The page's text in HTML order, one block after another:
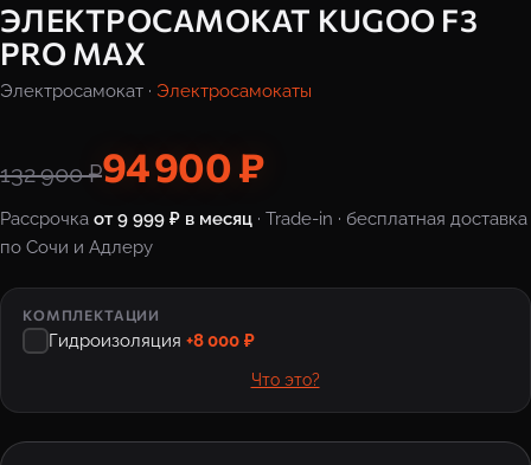
ЭЛЕКТРОСАМОКАТ KUGOO F3
PRO MAX
Электросамокат · Электросамокаты
132 900 ₽94 900 ₽
Рассрочка от 9 999 ₽ в месяц · Trade-in · бесплатная доставка
по Сочи и Адлеру
КОМПЛЕКТАЦИИ
Гидроизоляция +8 000 ₽
Что это?